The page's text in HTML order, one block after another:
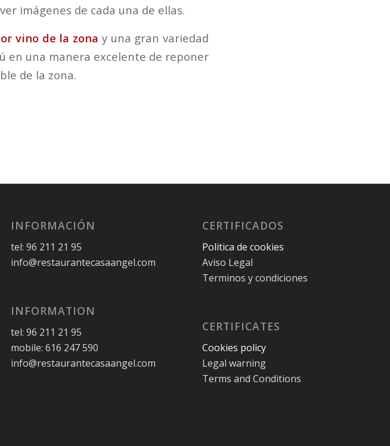
imágenes de cada una de ellas.
vino de la zona y una gran variedad
en una manera excelente de reponer
de la zona.
INFORMACIÓN
tel: 96 211 21 95
info@restaurantecasaangel.com
INFORMATION
tel: 96 211 21 95
mobile: 616 247 590
info@restaurantecasaangel.com
CERTIFICADOS
Politica de cookies
Aviso Legal
Terminos y condiciones
CERTIFICATES
Cookies policy
Legal warning
Terms and Conditions